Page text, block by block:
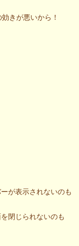
きが悪いから！
が表示されないのも
閉じられないのも